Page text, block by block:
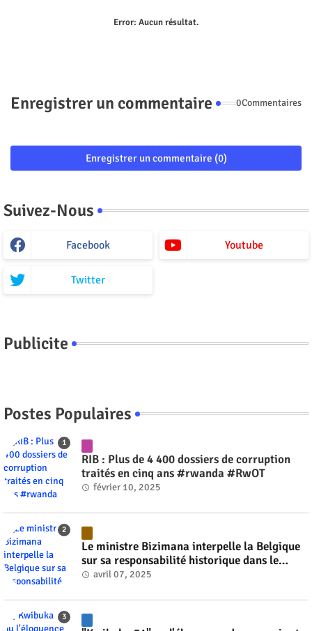
Error: Aucun résultat.
Enregistrer un commentaire 0Commentaires
Enregistrer un commentaire (0)
Suivez-Nous
Facebook Youtube
Twitter
Publicite
Postes Populaires
RIB : Plus de 4 400 dossiers de corruption
traités en cinq ans #rwanda #RwOT
février 10, 2025
Le ministre Bizimana interpelle la Belgique
sur sa responsabilité historique dans le
génocide #rwanda #RwOT
avril 07, 2025